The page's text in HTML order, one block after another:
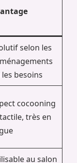
selon les
les besoins
cocooning
très en
au salon